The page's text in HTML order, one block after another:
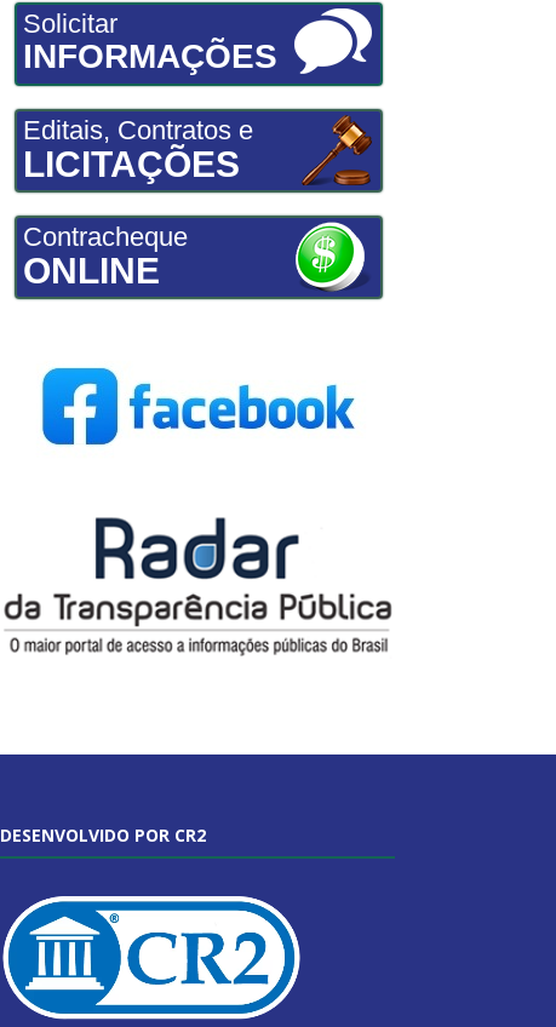
Solicitar
INFORMAÇÕES
Editais, Contratos e
LICITAÇÕES
Contracheque
ONLINE
DESENVOLVIDO POR CR2